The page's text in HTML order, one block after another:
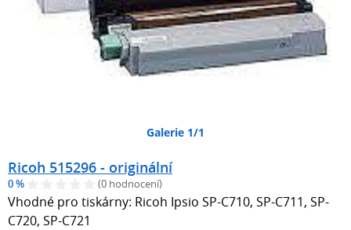
Galerie 1/1
Ricoh 515296 - originální
0 % (0 hodnocení)
Vhodné pro tiskárny: Ricoh Ipsio SP-C710, SP-C711, SP-
C720, SP-C721